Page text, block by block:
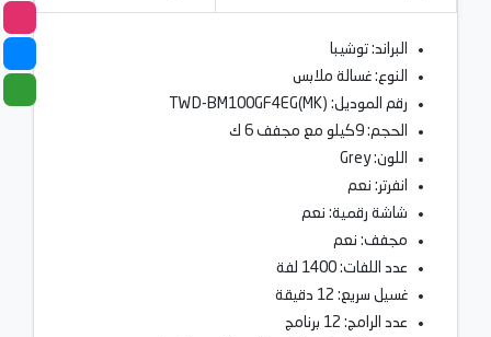
البراند: توشيبا
النوع: غسالة ملابس
رقم الموديل: TWD-BM100GF4EG(MK)
الحجم: 9كيلو مع مجفف 6 ك
اللون: Grey
انفرتر: نعم
شاشة رقمية: نعم
مجفف: نعم
عدد اللفات: 1400 لفة
غسيل سريع: 12 دقيقة
عدد الرامج: 12 برنامج